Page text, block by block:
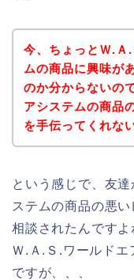
今、ちょっとＷ.Ａ
ムの商品に興味が
のか分からないの
アシステムの商品
を手伝ってくれな
という感じで、友
ステムの商品の悪
相談されたんですよ
Ｗ.Ａ.Ｓ.ワールド
ですが、、、